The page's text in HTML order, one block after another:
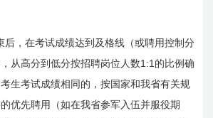
后，在考试成绩达到及格线（或聘用控制分
从高分到低分按招聘岗位人数1:1 的比例确
生考试成绩相同的，按国家和我省有关规
优先聘用（如在我省参军入伍并服役期